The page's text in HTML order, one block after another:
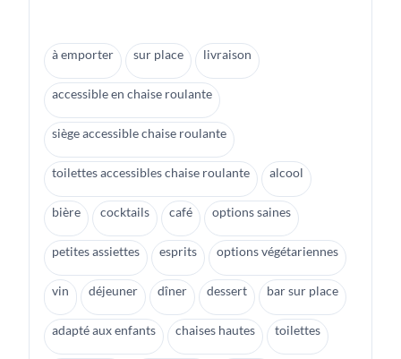
à emporter sur place livraison
accessible en chaise roulante
siège accessible chaise roulante
toilettes accessibles chaise roulante alcool
bière cocktails café options saines
petites assiettes esprits options végétariennes
vin déjeuner dîner dessert bar sur place
adapté aux enfants chaises hautes toilettes